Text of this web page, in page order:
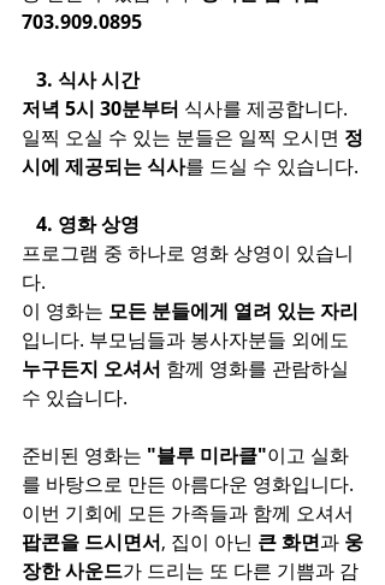
703.909.0895
3. 식사 시간
저녁 5시 30분부터 식사를 제공합니다.
일찍 오실 수 있는 분들은 일찍 오시면 정
시에 제공되는 식사를 드실 수 있습니다.
4. 영화 상영
프로그램 중 하나로 영화 상영이 있습니
다.
이 영화는 모든 분들에게 열려 있는 자리
입니다. 부모님들과 봉사자분들 외에도
누구든지 오셔서 함께 영화를 관람하실
수 있습니다.
준비된 영화는 "블루 미라클"이고 실화
를 바탕으로 만든 아름다운 영화입니다.
이번 기회에 모든 가족들과 함께 오셔서
팝콘을 드시면서, 집이 아닌 큰 화면과 웅
장한 사운드가 드리는 또 다른 기쁨과 감